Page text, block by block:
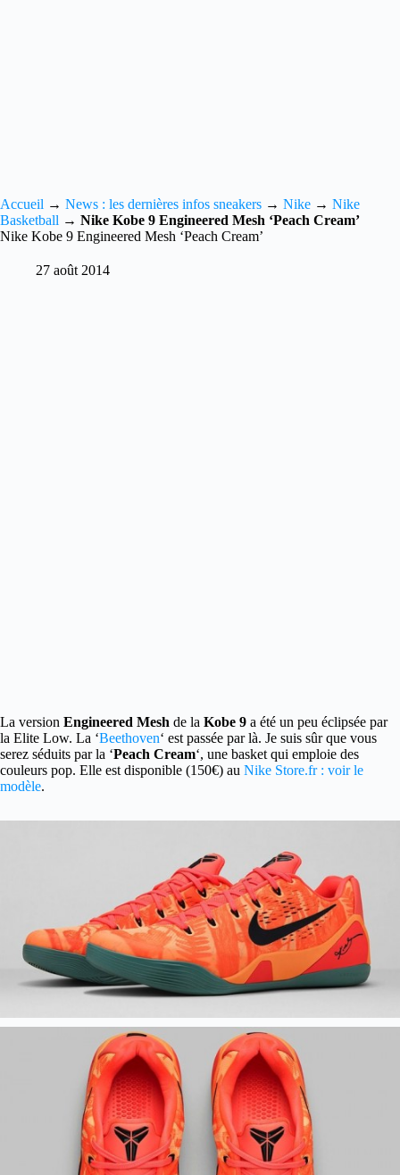
Accueil → News : les dernières infos sneakers → Nike → Nike
Basketball → Nike Kobe 9 Engineered Mesh ‘Peach Cream’
Nike Kobe 9 Engineered Mesh ‘Peach Cream’
27 août 2014
La version Engineered Mesh de la Kobe 9 a été un peu éclipsée par
la Elite Low. La ‘Beethoven‘ est passée par là. Je suis sûr que vous
serez séduits par la ‘Peach Cream‘, une basket qui emploie des
couleurs pop. Elle est disponible (150€) au Nike Store.fr : voir le
modèle.